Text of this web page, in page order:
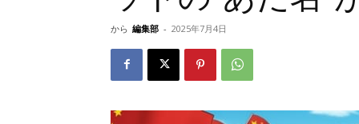
から 編集部 - 2025年7月4日